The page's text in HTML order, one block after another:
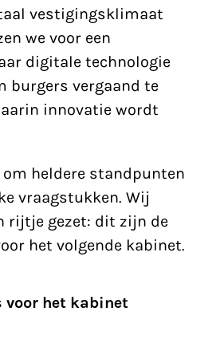
vestigingsklimaat
we voor een
digitale technologie
burgers vergaand te
innovatie wordt
om heldere standpunten
vraagstukken. Wij
rijtje gezet: dit zijn de
het volgende kabinet.
voor het kabinet